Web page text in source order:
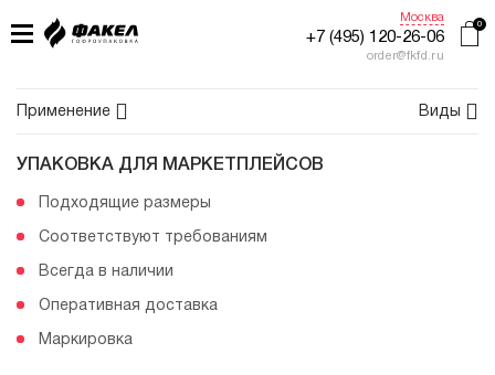
Москва
+7 (495) 120-26-06
order@fkfd.ru
ГЛАВНАЯ
ПРИМЕНЕНИЕ
КАТАЛОГ
ПРОИЗВОДСТВО
Применение Виды
УПАКОВКА ДЛЯ МАРКЕТПЛЕЙСОВ
Подходящие размеры
Соответствуют требованиям
Всегда в наличии
Оперативная доставка
Маркировка